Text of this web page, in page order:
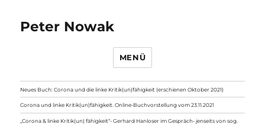
Peter Nowak
MENÜ
Neues Buch: Corona und die linke Kritik(un)fähigkeit (erschienen Oktober 2021)
Corona und linke Kritik(un)fähigkeit. Online-Buchvorstellung vom 23.11.2021
„Corona & linke Kritik(un) fähigkeit“- Gerhard Hanloser im Gespräch- jenseits von sog.